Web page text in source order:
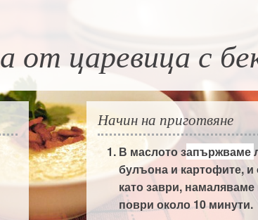
от царевица с
Начин на приготвяне
В маслото запържваме
булъона и картофите,
като заври,
поври около 10 минути.